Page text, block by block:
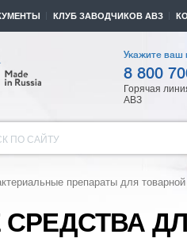
КЛУБ ЗАВОДЧИКОВ АВЗ
Укажите ваш
8 800
Горячая
АВЗ
ПО САЙТУ
препараты для